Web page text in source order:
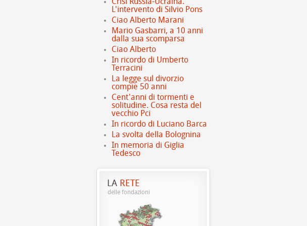
L'intervento di Silvio Pons
Ciao Alberto Marani
Mario Gasbarri, a 10 anni
dalla sua scomparsa
Ciao Alberto
In ricordo di Umberto
Terracini
La legge sul divorzio
compie 50 anni
Cent'anni di tormenti e
solitudine. Cosa resta del
vecchio Pci
In ricordo di Luciano Barca
La svolta della Bolognina
In memoria di Giglia
Tedesco
LA RETE
delle fondazioni